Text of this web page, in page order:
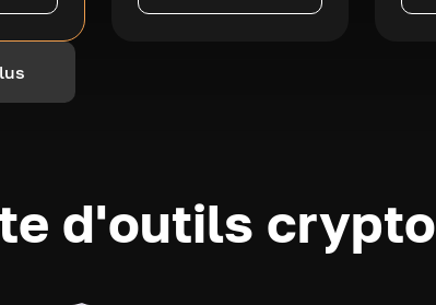
d'outils crypto